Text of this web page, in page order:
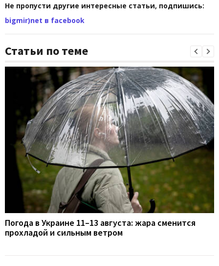
Не пропусти другие интересные статьи, подпишись:
bigmir)net в facebook
Статьи по теме
Погода в Украине 11–13 августа: жара сменится
прохладой и сильным ветром